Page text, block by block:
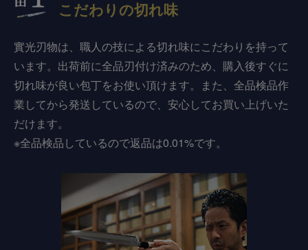
こだわりの切れ味
實光刃物は、職人の技による切れ味にこだわりを持って
います。出荷前に全品刃付け済みのため、購入後すぐに
切れ味が良い包丁をお使い頂けます。また、全品検品作
業してから発送しているので、安心してお買い上げいた
だけます。
※全品検品しているので返品は0.01%です。